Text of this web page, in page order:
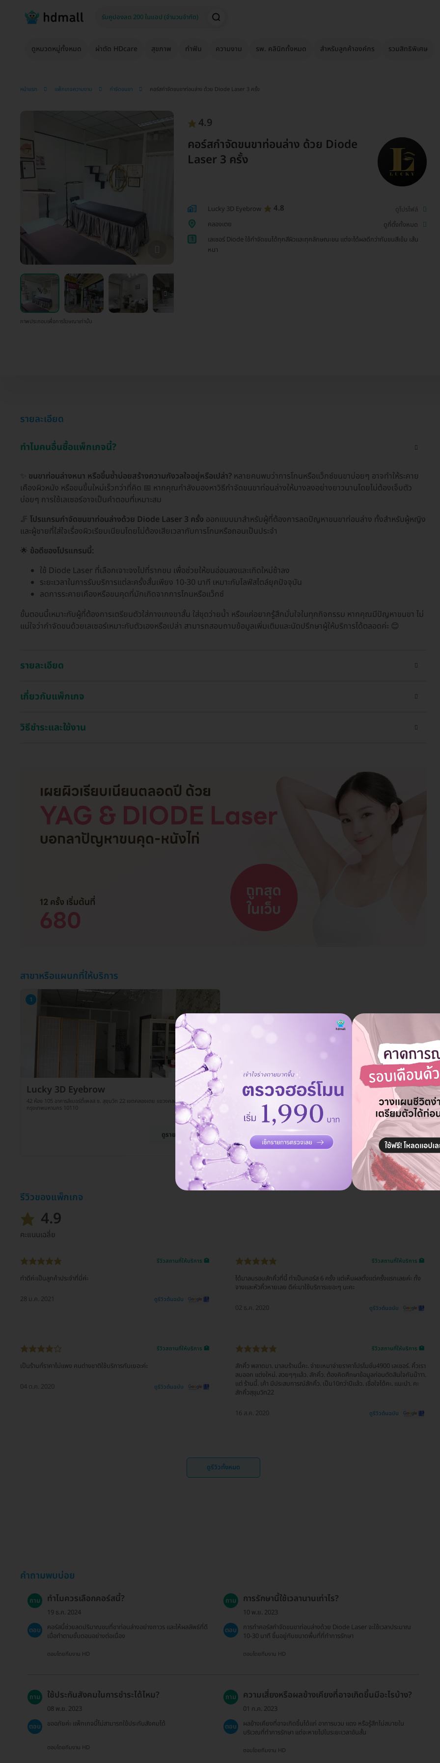
ดูหมวดหมู่ทั้งหมด ผ่าตัด HDcare สุขภาพ ทำฟัน ความงาม รพ. คลินิกทั้งหมด สำหรับลูกค้าองค์กร รวมสิทธิพิเศษ
หน้าแรก แพ็กเกจความงาม กำจัดขนขา คอร์สกำจัดขนขาท่อนล่าง ด้วย Diode Laser 3 ครั้ง
ภาพประกอบเพื่อการโฆษณาเท่านั้น
4.9
คอร์สกำจัดขนขาท่อนล่าง ด้วย Diode
Laser 3 ครั้ง
Lucky 3D Eyebrow 4.8
ดูโปรไฟล์
คลองเตย
ดูที่ตั้งทั้งหมด
1
เลเซอร์ Diode ใช้กำจัดขนได้ทุกสีผิวและทุกลักษณะขน แต่จะได้ผลดีกว่ากับขนสีเข้ม เส้น
หนา
รายละเอียด
ทำไมคนอื่นซื้อแพ็กเกจนี้?
ขนขาท่อนล่างหนา หรือขึ้นซ้ำบ่อยสร้างความกังวลใจอยู่หรือเปล่า? หลายคนพบว่าการโกนหรือแว็กซ์ขนขาบ่อยๆ อาจทำให้ระคาย
เคืองผิวหนัง หรือขนขึ้นใหม่เร็วกว่าที่คิด 📅 หากคุณกำลังมองหาวิธีกำจัดขนขาท่อนล่างให้บางลงอย่างยาวนานโดยไม่ต้องเจ็บตัว
บ่อยๆ การใช้เลเซอร์อาจเป็นคำตอบที่เหมาะสม
🦵 โปรแกรมกำจัดขนขาท่อนล่างด้วย Diode Laser 3 ครั้ง ออกแบบมาสำหรับผู้ที่ต้องการลดปัญหาขนขาท่อนล่าง ทั้งสำหรับผู้หญิง
และผู้ชายที่ใส่ใจเรื่องผิวเรียบเนียนโดยไม่ต้องเสียเวลากับการโกนหรือถอนเป็นประจำ
🌟 ข้อดีของโปรแกรมนี้:
ใช้ Diode Laser ที่เลือกเจาะจงไปที่รากขน เพื่อช่วยให้ขนอ่อนลงและเกิดใหม่ช้าลง
ระยะเวลาในการรับบริการแต่ละครั้งสั้นเพียง 10-30 นาที เหมาะกับไลฟ์สไตล์ยุคปัจจุบัน
ลดการระคายเคืองหรือขนคุดที่มักเกิดจากการโกนหรือแว็กซ์
ขั้นตอนนี้เหมาะกับผู้ที่ต้องการเตรียมตัวใส่กางเกงขาสั้น ใส่ชุดว่ายน้ำ หรือแค่อยากรู้สึกมั่นใจในทุกกิจกรรม หากคุณมีปัญหาขนขา ไม่
แน่ใจว่ากำจัดขนด้วยเลเซอร์เหมาะกับตัวเองหรือเปล่า สามารถสอบถามข้อมูลเพิ่มเติมและนัดปรึกษาผู้ให้บริการได้ตลอดค่ะ 😊
รายละเอียด
เกี่ยวกับแพ็กเกจ
วิธีชำระและใช้งาน
สาขาหรือแผนกที่ให้บริการ
1
Lucky 3D Eyebrow
42 ห้อง 105 อาคารลีเบอร์ตี้เพลส ซ. สุขุมวิท 22 เขตคลองเตย แขวงคลองเตย
กรุงเทพมหานคร 10110
ดูรายละเอียด
รีวิวของแพ็กเกจ
4.9
คะแนนเฉลี่ย
รีวิวสถานที่ให้บริการ 🏥
ทำดีค่ะเป็นลูกค้าประจำที่นี่ค่ะ
28 ม.ค. 2021 ดูรีวิวต้นฉบับ
รีวิวสถานที่ให้บริการ 🏥
ได้มาลบรอบสักคิ้วที่นี้ ทำเป็นคอร์ส 6 ครั้ง แต่เห็นผลตั้งแต่ครั้งแรกเลยค่ะ ทั้ง
จางและหัวคิ้วหายเลย ดีค่ะมาใช้บริการเยอะๆ นะคะ
02 ธ.ค. 2020 ดูรีวิวต้นฉบับ
รีวิวสถานที่ให้บริการ 🏥
เป็นร้านทั่ราคาไม่แพง คนต่างชาติใช้บริการกันเยอะค่ะ
04 ต.ค. 2020 ดูรีวิวต้นฉบับ
รีวิวสถานที่ให้บริการ 🏥
สักคิ้ว พลาดมา. มาลบร้านนี้คะ. จ่ายเหมาจ่ายราคาโปรโมชั่น4900 เลเชอร์. คิ้วเรา
ลบออก แต่งใหม่. สวยๆๆแล้ว. สักคิ้ว. ต้องคิดศึกษาข้อมูลก่อนตัดสินใจกันน๊าาา.
แต่ ร้านนี้. เค้า มีประสบการณ์สักคิ้ว. เป็น10กว่าปีแล้ว. เชื่อใจได้คะ. แนะนำ. คะ
สักคิ้วสุขุมวิท22
16 ส.ค. 2020 ดูรีวิวต้นฉบับ
ดูรีวิวทั้งหมด
คำถามพบบ่อย
ถาม ทำไมควรเลือกคอร์สนี้?
19 ธ.ค. 2024
ตอบ
คอร์สนี้ช่วยลดปริมาณขนที่ขาท่อนล่างอย่างถาวร และให้ผลลัพธ์ที่ดี
เมื่อทำตามขั้นตอนอย่างต่อเนื่อง
ตอบโดยทีมงาน HD
ถาม การรักษานี้ใช้เวลานานเท่าไร?
10 พ.ย. 2023
ตอบ
การทำคอร์สกำจัดขนขาท่อนล่างด้วย Diode Laser จะใช้เวลาประมาณ
10-30 นาที ขึ้นอยู่กับขนาดพื้นที่ที่ทำการรักษา
ตอบโดยทีมงาน HD
ถาม ใช้ประกันสังคมในการชำระได้ไหม?
08 พ.ย. 2023
ตอบ
ขออภัยค่ะ แพ็กเกจนี้ไม่สามารถใช้ประกันสังคมได้
ตอบโดยทีมงาน HD
ถาม ความเสี่ยงหรือผลข้างเคียงที่อาจเกิดขึ้นมีอะไรบ้าง?
01 ก.ค. 2023
ตอบ
ผลข้างเคียงที่อาจเกิดขึ้นได้แก่ อาการบวม แดง หรือรู้สึกไม่สบายใน
บริเวณที่ทำการรักษา แต่จะหายไปในระยะเวลาอันสั้น
ตอบโดยทีมงาน HD